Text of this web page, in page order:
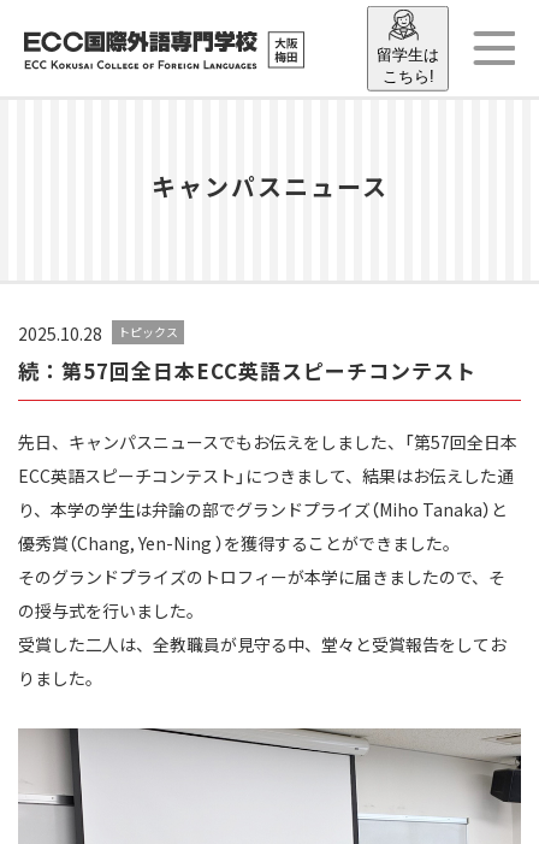
留学生は
こちら!
キャンパスニュース
2025.10.28 トピックス
続：第57回全日本ECC英語スピーチコンテスト
先日、キャンパスニュースでもお伝えをしました、「第57回全日本
ECC英語スピーチコンテスト」につきまして、結果はお伝えした通
り、本学の学生は弁論の部でグランドプライズ（Miho Tanaka）と
優秀賞（Chang, Yen-Ning ）を獲得することができました。
そのグランドプライズのトロフィーが本学に届きましたので、そ
の授与式を行いました。
受賞した二人は、全教職員が見守る中、堂々と受賞報告をしてお
りました。